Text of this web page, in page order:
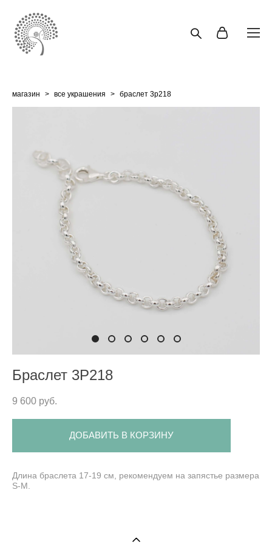
магазин > все украшения > браслет 3p218
Браслет 3P218
9 600 pуб.
ДОБАВИТЬ В КОРЗИНУ
Длина браслета 17-19 см, рекомендуем на запястье размера
S-M.